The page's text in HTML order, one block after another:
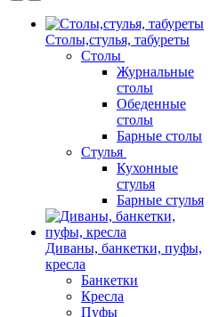
Столы,стулья, табуреты
Столы
Журнальные
столы
Обеденные
столы
Барные столы
Стулья
Кухонные
стулья
Барные стулья
Диваны, банкетки, пуфы,
кресла
Банкетки
Кресла
Пуфы